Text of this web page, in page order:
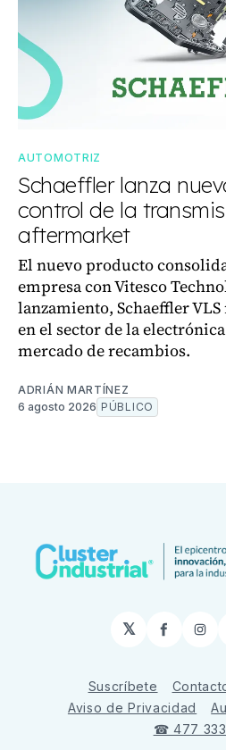
AUTOMOTRIZ
Schaeffler lanza
control de la
aftermarket
El nuevo producto
empresa con Vitesco
lanzamiento, Schaeffler
en el sector de la
mercado de recambios.
ADRIÁN MARTÍNEZ
6 agosto 2026 PÚBLICO
𝕏
Suscríbete
Aviso de Privacidad
☎ 477 333